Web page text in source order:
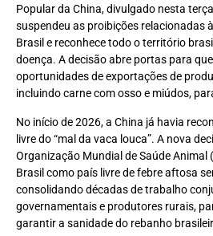
Popular da China, divulgado nesta
suspendeu as proibições relacionadas
Brasil e reconhece todo o território
doença. A decisão abre portas para
oportunidades de exportações de
incluindo carne com osso e miúdos,
No início de 2026, a China já havia
livre do “mal da vaca louca”. A nova
Organização Mundial de Saúde Animal
Brasil como país livre de febre aftosa
consolidando décadas de trabalho
governamentais e produtores rurais,
garantir a sanidade do rebanho